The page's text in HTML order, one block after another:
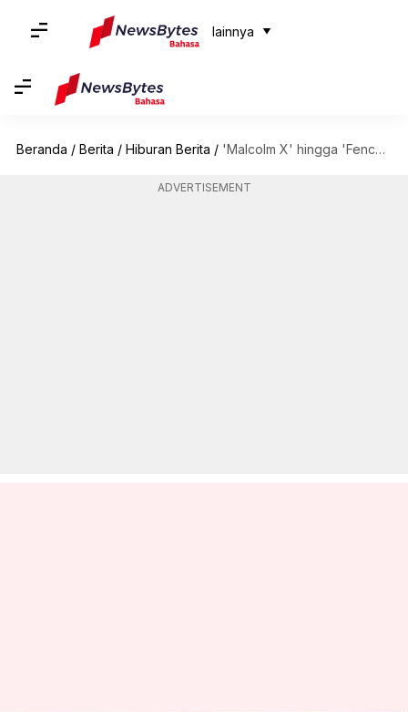
lainnya
Beranda / Berita / Hiburan Berita / 'Malcolm X' hingga 'Fences': Penampilan terbaik Denzel Washington
ADVERTISEMENT